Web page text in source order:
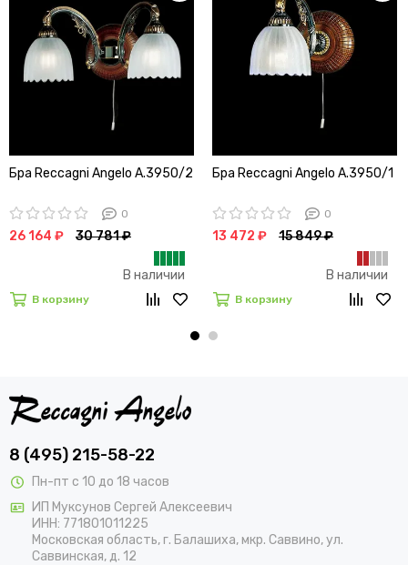
Бра Reccagni Angelo A.3950/2
0
26 164 ₽ 30 781 ₽
В наличии
В корзину
Бра Reccagni Angelo A.3950/1
0
13 472 ₽ 15 849 ₽
В наличии
В корзину
8 (495) 215-58-22
Пн-пт с 10 до 18 часов
ИП Муксунов Сергей Алексеевич
ИНН: 771801011225
Московская область, г. Балашиха, мкр. Саввино, ул.
Саввинская, д. 12